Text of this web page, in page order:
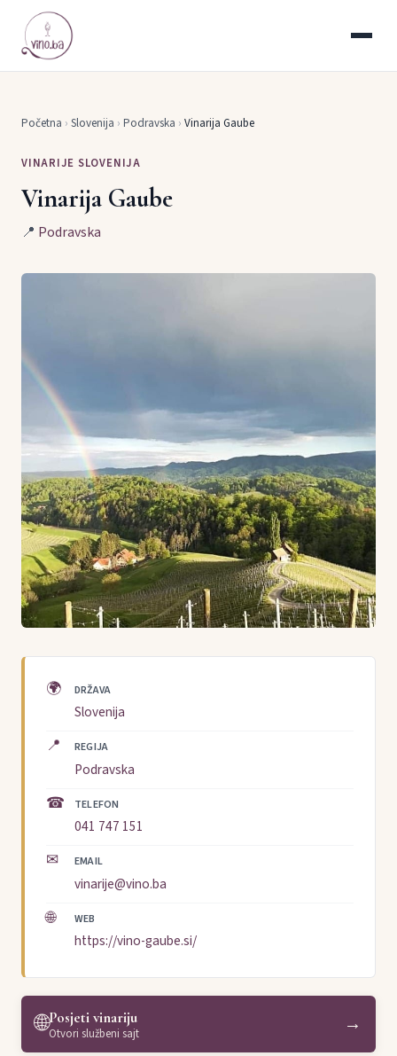
Početna › Slovenija › Podravska › Vinarija Gaube
VINARIJE SLOVENIJA
Vinarija Gaube
📍 Podravska
🌍 DRŽAVA
Slovenija
📍 REGIJA
Podravska
☎ TELEFON
041 747 151
✉ EMAIL
vinarije@vino.ba
🌐 WEB
https://vino-gaube.si/
🌐Posjeti vinariju
Otvori službeni sajt →